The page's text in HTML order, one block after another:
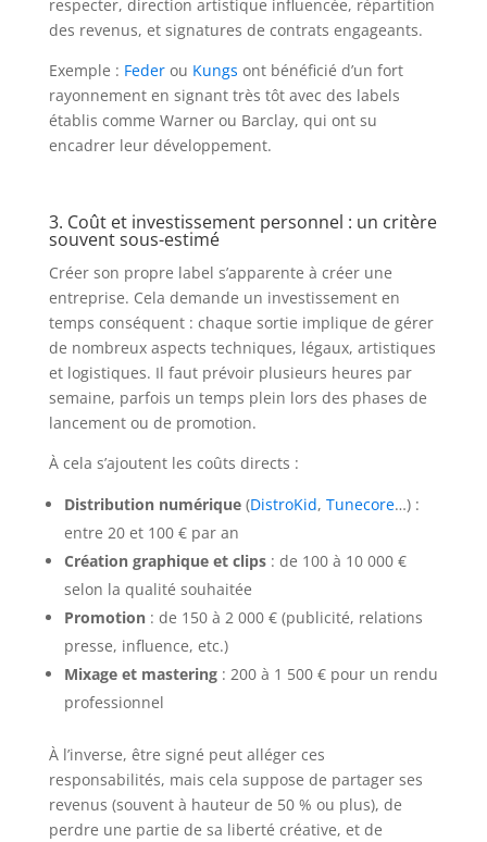
respecter, direction artistique influencée, répartition
des revenus, et signatures de contrats engageants.
Exemple : Federou Kungs ont bénéficié d’un fort
rayonnement en signant très tôt avec des labels
établis comme Warner ou Barclay, qui ont su
encadrer leur développement.
3. Coût et investissement personnel : un critère
souvent sous-estimé
Créer son propre label s’apparente à créer une
entreprise. Cela demande un investissement en
temps conséquent : chaque sortie implique de gérer
de nombreux aspects techniques, légaux, artistiques
et logistiques. Il faut prévoir plusieurs heures par
semaine, parfois un temps plein lors des phases de
lancement ou de promotion.
À cela s’ajoutent les coûts directs :
Distribution numérique(DistroKid, Tunecore…) :
entre 20 et 100 € par an
Création graphique et clips: de 100 à 10 000 €
selon la qualité souhaitée
Promotion: de 150 à 2 000 € (publicité, relations
presse, influence, etc.)
Mixage et mastering: 200 à 1 500 € pour un rendu
professionnel
À l’inverse, être signé peut alléger ces
responsabilités, mais cela suppose de partager ses
revenus (souvent à hauteur de 50 % ou plus), de
perdre une partie de sa liberté créative, et de